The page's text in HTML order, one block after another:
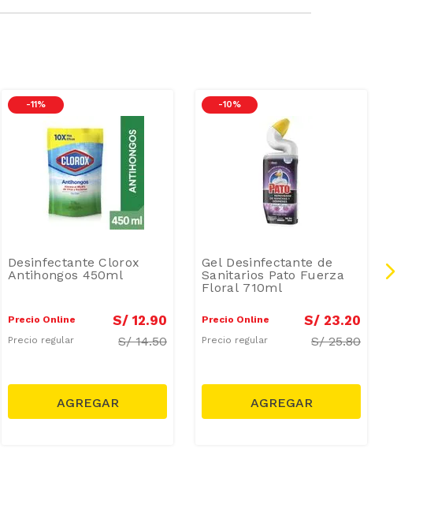
-11 %
Desinfectante Clorox
Antihongos 450ml
Precio Online S/ 12.90
Precio regular S/14.50
-10 %
Gel Desinfectante de
Sanitarios Pato Fuerza
Floral 710ml
Precio Online S/ 23.20
Precio regular S/25.80